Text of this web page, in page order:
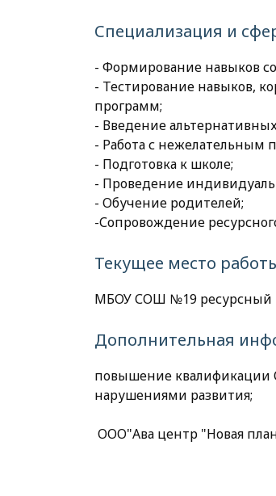
Специализация и
- Формирование навыков
- Тестирование навыков,
программ;
- Введение
- Работа с нежелательным
- Подготовка к школе;
- Проведение
- Обучение родителей;
-Сопровождение
Текущее место
МБОУ СОШ №19 ресурсный
Дополнительная
повышение квалификации
нарушениями развития;
ООО"Ава центр "Новая